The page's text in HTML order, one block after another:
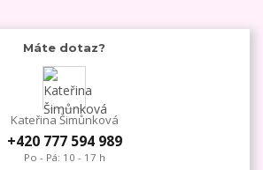
Máte dotaz?
Kateřina Šimůnková
+420 777 594 989
Po - Pá: 10 - 17 h